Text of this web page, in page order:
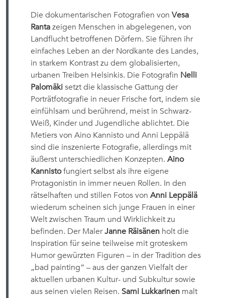
Die dokumentarischen Fotografien von Vesa
Ranta zeigen Menschen in abgelegenen, von
Landflucht betroffenen Dörfern. Sie führen ihr
einfaches Leben an der Nordkante des Landes,
in starkem Kontrast zu dem globalisierten,
urbanen Treiben Helsinkis. Die Fotografin Nelli
Palomäki setzt die klassische Gattung der
Porträtfotografie in neuer Frische fort, indem sie
einfühlsam und berührend, meist in Schwarz-
Weiß, Kinder und Jugendliche ablichtet. Die
Metiers von Aino Kannisto und Anni Leppälä
sind die inszenierte Fotografie, allerdings mit
äußerst unterschiedlichen Konzepten. Aino
Kannistofungiert selbst als ihre eigene
Protagonistin in immer neuen Rollen. In den
rätselhaften und stillen Fotos von Anni Leppälä
wiederum scheinen sich junge Frauen in einer
Welt zwischen Traum und Wirklichkeit zu
befinden. Der MalerJanne Räisänen holt die
Inspiration für seine teilweise mit groteskem
Humor gewürzten Figuren – in der Tradition des
„bad painting“ – aus der ganzen Vielfalt der
aktuellen urbanen Kultur- und Subkultur sowie
aus seinen vielen Reisen. Sami Lukkarinen malt